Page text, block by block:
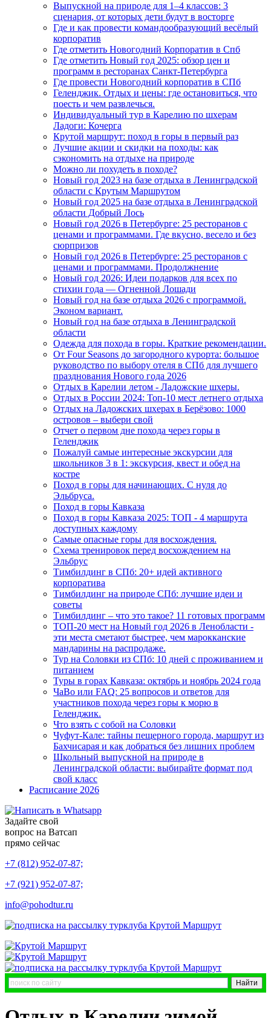
Выпускной на природе для 1–4 классов: 3
сценария, от которых дети будут в восторге
Где и как провести командообразующий весёлый
корпоратив
Где отметить Новогодний Корпоратив в Спб
Где отметить Новый год 2025: обзор цен и
программ в ресторанах Санкт-Петербурга
Где провести Новогодний корпоратив в СПб
Геленджик. Отдых и цены: где остановиться, что
поесть и чем развлечься.
Индивидуальный тур в Карелию по шхерам
Ладоги: Кочерга
Крутой маршрут: поход в горы в первый раз
Лучшие акции и скидки на походы: как
сэкономить на отдыхе на природе
Можно ли похудеть в походе?
Новый год 2023 на базе отдыха в Ленинградской
области с Крутым Маршрутом
Новый год 2025 на базе отдыха в Ленинградской
области Добрый Лось
Новый год 2026 в Петербурге: 25 ресторанов с
ценами и программами. Где вкусно, весело и без
сюрпризов
Новый год 2026 в Петербурге: 25 ресторанов с
ценами и программами. Продолжнение
Новый год 2026: Идеи подарков для всех по
стихии года — Огненной Лошади
Новый год на базе отдыха 2026 с программой.
Эконом вариант.
Новый год на базе отдыха в Ленинградской
области
Одежда для похода в горы. Краткие рекомендации.
От Four Seasons до загородного курорта: большое
руководство по выбору отеля в СПб для лучшего
празднования Нового года 2026
Отдых в Карелии летом - Ладожские шхеры.
Отдых в России 2024: Топ-10 мест летнего отдыха
Отдых на Ладожских шхерах в Берёзово: 1000
островов – выбери свой
Отчет о первом дне похода через горы в
Геленджик
Пожалуй самые интересные экскурсии для
школьников 3 в 1: экскурсия, квест и обед на
костре
Поход в горы для начинающих. С нуля до
Эльбруса.
Поход в горы Кавказа
Поход в горы Кавказа 2025: ТОП - 4 маршрута
доступных каждому
Самые опасные горы для восхождения.
Схема тренировок перед восхождением на
Эльбрус
Тимбилдинг в СПб: 20+ идей активного
корпоратива
Тимбилдинг на природе СПб: лучшие идеи и
советы
Тимбилдинг – что это такое? 11 готовых программ
ТОП-20 мест на Новый год 2026 в Ленобласти -
эти места сметают быстрее, чем марокканские
мандарины на распродаже.
Тур на Соловки из СПб: 10 дней с проживанием и
питанием
Туры в горах Кавказа: октябрь и ноябрь 2024 года
ЧаВо или FAQ: 25 вопросов и ответов для
участников похода через горы к морю в
Геленджик.
Что взять с собой на Соловки
Чуфут-Кале: тайны пещерного города, маршрут из
Бахчисарая и как добраться без лишних проблем
Школьный выпускной на природе в
Ленинградской области: выбирайте формат под
свой класс
Расписание 2026
Задайте свой
вопрос на Ватсап
прямо сейчас
+7 (812) 952-07-87;
+7 (921) 952-07-87;
info@pohodtur.ru